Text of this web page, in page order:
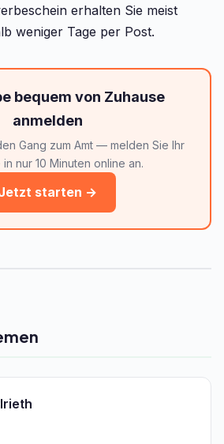
erhalten Sie meist
weniger Tage per Post.
bequem von Zuhause
anmelden
Gang zum Amt — melden Sie Ihr
nur 10 Minuten online an.
starten →